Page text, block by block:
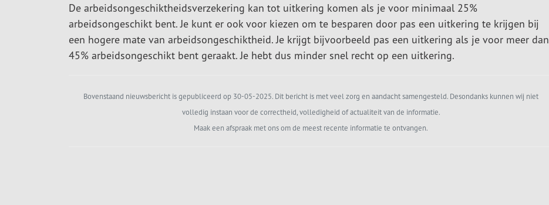
De arbeidsongeschiktheidsverzekering kan tot uitkering komen als je voor minimaal 25%
arbeidsongeschikt bent. Je kunt er ook voor kiezen om te besparen door pas een uitkering te krijgen bij
een hogere mate van arbeidsongeschiktheid. Je krijgt bijvoorbeeld pas een uitkering als je voor meer dan
45% arbeidsongeschikt bent geraakt. Je hebt dus minder snel recht op een uitkering.
Bovenstaand nieuwsbericht is gepubliceerd op 30-05-2025. Dit bericht is met veel zorg en aandacht samengesteld. Desondanks kunnen wij niet
volledig instaan voor de correctheid, volledigheid of actualiteit van de informatie.
Maak een afspraak met ons om de meest recente informatie te ontvangen.